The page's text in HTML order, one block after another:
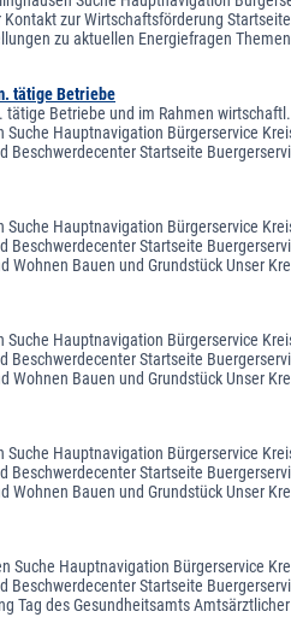
zur Wirtschaftsförderung
zu aktuellen Energiefragen
tätige Betriebe
Betriebe und im Rahmen
Hauptnavigation Bürgerservice
Beschwerdecenter Startseite
Hauptnavigation Bürgerservice
Startseite
Wohnen Bauen und Grundstück Unser
Hauptnavigation Bürgerservice
Startseite
Wohnen Bauen und Grundstück Unser
Hauptnavigation Bürgerservice
Startseite
Wohnen Bauen und Grundstück Unser
Suche Hauptnavigation Bürgerservice
Startseite
Tag des Gesundheitsamts Amtsärztlicher